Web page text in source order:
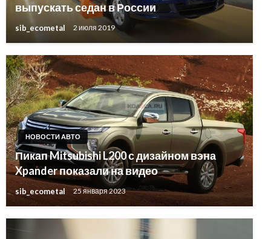
выпускать седан в России
sib_ecometal 2 июля 2019
НОВОСТИ АВТО
Пикап Mitsubishi L200 с дизайном вэна
Xpander показали на видео
sib_ecometal 25 января 2023